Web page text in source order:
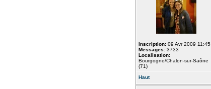
Inscription: 09 Avr 2009 11:45
Messages: 3733
Localisation:
Bourgogne/Chalon-sur-Saône
(71)
Haut